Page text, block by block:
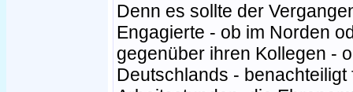
Denn es sollte der
Engagierte - ob im Norden
gegenüber ihren Kollegen -
Deutschlands -